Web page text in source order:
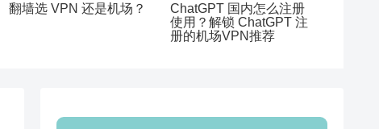
翻墙选 VPN 还是机场？
ChatGPT 国内怎么注册
使用？解锁 ChatGPT 注
册的机场VPN推荐